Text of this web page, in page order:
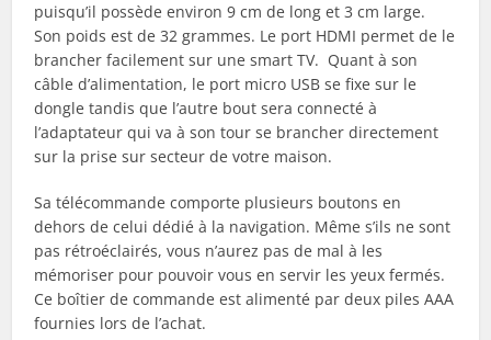
puisqu’il possède environ 9 cm de long et 3 cm large.
Son poids est de 32 grammes. Le port HDMI permet de le
brancher facilement sur une smart TV. Quant à son
câble d’alimentation, le port micro USB se fixe sur le
dongle tandis que l’autre bout sera connecté à
l’adaptateur qui va à son tour se brancher directement
sur la prise sur secteur de votre maison.
Sa télécommande comporte plusieurs boutons en
dehors de celui dédié à la navigation. Même s’ils ne sont
pas rétroéclairés, vous n’aurez pas de mal à les
mémoriser pour pouvoir vous en servir les yeux fermés.
Ce boîtier de commande est alimenté par deux piles AAA
fournies lors de l’achat.